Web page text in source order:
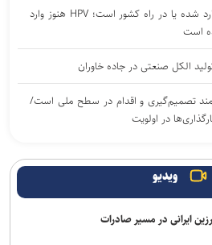
تعداد قابل توجهی واکسن وارد شده یا در راه کشور است؛ HPV هنوز وارد
است
الکل صنعتی در جاده خاوران
تصمیم‌گیری و اقدام در سطح ملی است/
در اولویت
مصدوم بر جا گذاشت
مسدود می‌شود
ویدیو
رزین ایرانی در مسیر صادرات